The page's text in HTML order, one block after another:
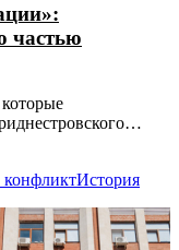
частью
конфликтИстория